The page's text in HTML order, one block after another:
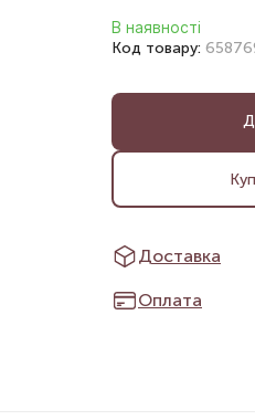
В наявності
Код товару:
Доставка
Оплата